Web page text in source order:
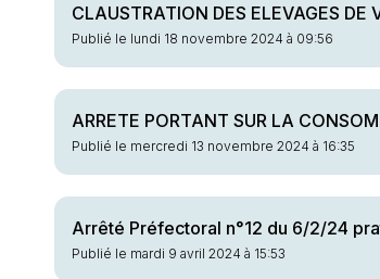
CLAUSTRATION DES ELEVAGES DE
Publié le lundi 18 novembre 2024 à 09:56
ARRETE PORTANT SUR LA
Publié le mercredi 13 novembre 2024 à 16:35
Arrêté Préfectoral n°12 du 6/2/24
Publié le mardi 9 avril 2024 à 15:53